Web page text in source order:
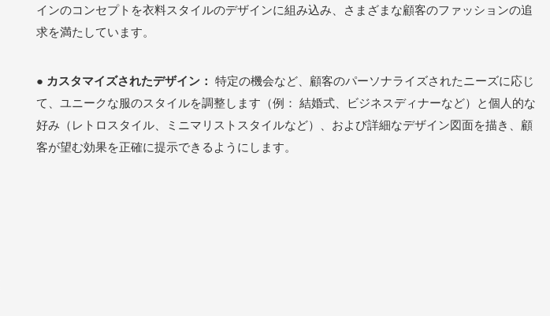
インのコンセプトを衣料スタイルのデザインに組み込み、さまざまな顧客のファッションの追
求を満たしています。
● カスタマイズされたデザイン：特定の機会など、顧客のパーソナライズされたニーズに応じ
て、ユニークな服のスタイルを調整します（例： 結婚式、ビジネスディナーなど）と個人的な
好み（レトロスタイル、ミニマリストスタイルなど）、および詳細なデザイン図面を描き、顧
客が望む効果を正確に提示できるようにします。